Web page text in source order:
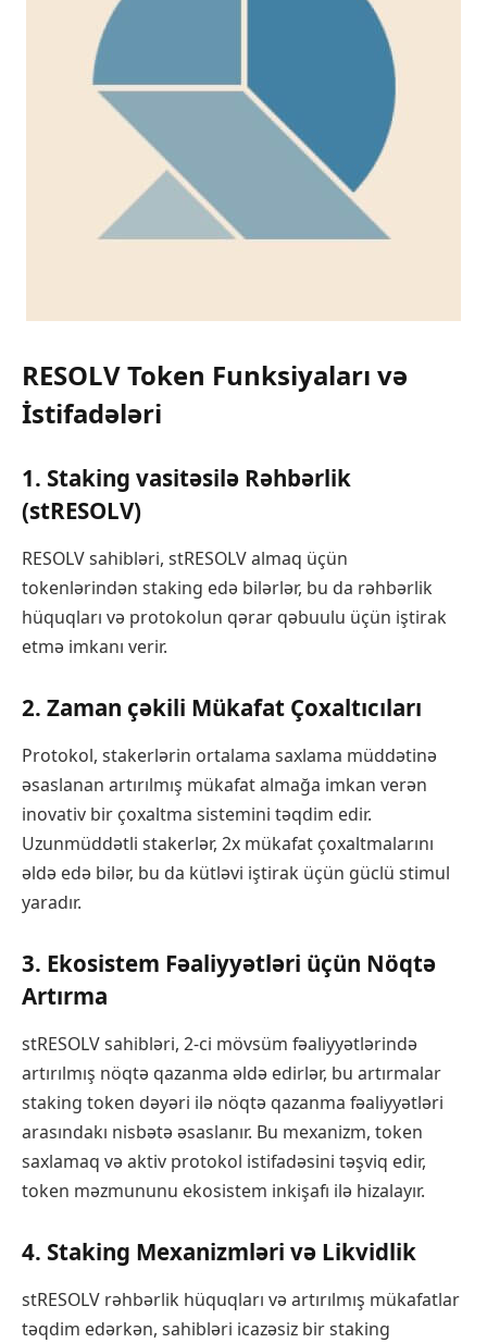
RESOLV Token Funksiyaları və
İstifadələri
1. Staking vasitəsilə Rəhbərlik
(stRESOLV)
RESOLV sahibləri, stRESOLV almaq üçün
tokenlərindən staking edə bilərlər, bu da rəhbərlik
hüquqları və protokolun qərar qəbuulu üçün iştirak
etmə imkanı verir.
2. Zaman çəkili Mükafat Çoxaltıcıları
Protokol, stakerlərin ortalama saxlama müddətinə
əsaslanan artırılmış mükafat almağa imkan verən
inovativ bir çoxaltma sistemini təqdim edir.
Uzunmüddətli stakerlər, 2x mükafat çoxaltmalarını
əldə edə bilər, bu da kütləvi iştirak üçün güclü stimul
yaradır.
3. Ekosistem Fəaliyyətləri üçün Nöqtə
Artırma
stRESOLV sahibləri, 2-ci mövsüm fəaliyyətlərində
artırılmış nöqtə qazanma əldə edirlər, bu artırmalar
staking token dəyəri ilə nöqtə qazanma fəaliyyətləri
arasındakı nisbətə əsaslanır. Bu mexanizm, token
saxlamaq və aktiv protokol istifadəsini təşviq edir,
token məzmununu ekosistem inkişafı ilə hizalayır.
4. Staking Mexanizmləri və Likvidlik
stRESOLV rəhbərlik hüquqları və artırılmış mükafatlar
təqdim edərkən, sahibləri icazəsiz bir staking